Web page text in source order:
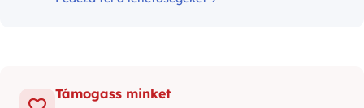
Támogass minket